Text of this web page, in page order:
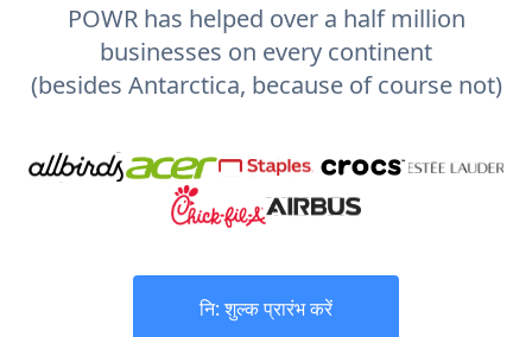
POWR has helped over a half million
businesses on every continent
(besides Antarctica, because of course not)
नि: शुल्क प्रारंभ करें